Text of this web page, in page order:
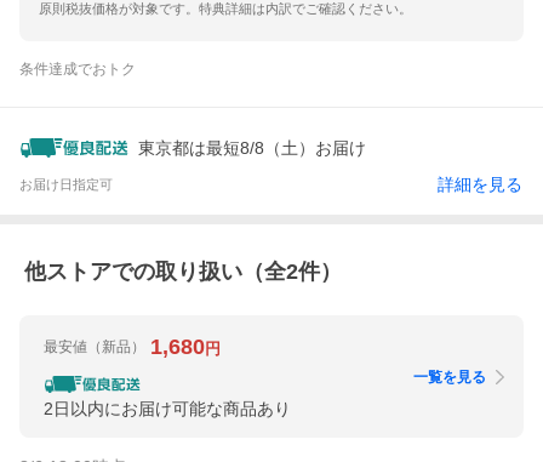
原則税抜価格が対象です。特典詳細は内訳でご確認ください。
条件達成でおトク
東京都は最短8/8（土）お届け
お届け日指定可 詳細を見る
他ストアでの取り扱い（全2件）
最安値 （新品） 1,680円
2日以内にお届け可能な商品あり
一覧を見る